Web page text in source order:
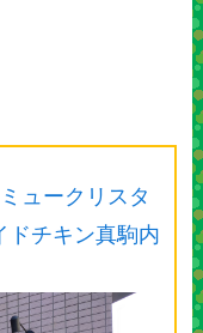
ュークリスタ
ドチキン真駒内